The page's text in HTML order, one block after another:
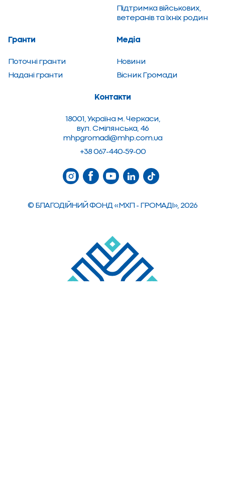
Підтримка військових,
ветеранів та їхніх родин
Гранти
Поточні гранти
Надані гранти
Медіа
Новини
Вiсник Громади
Контакти
18001, Україна м. Черкаси,
вул. Смілянська, 46
mhpgromadi@mhp.com.ua
+38 067-440-59-00
© БЛАГОДІЙНИЙ ФОНД «МХП - ГРОМАДІ», 2026